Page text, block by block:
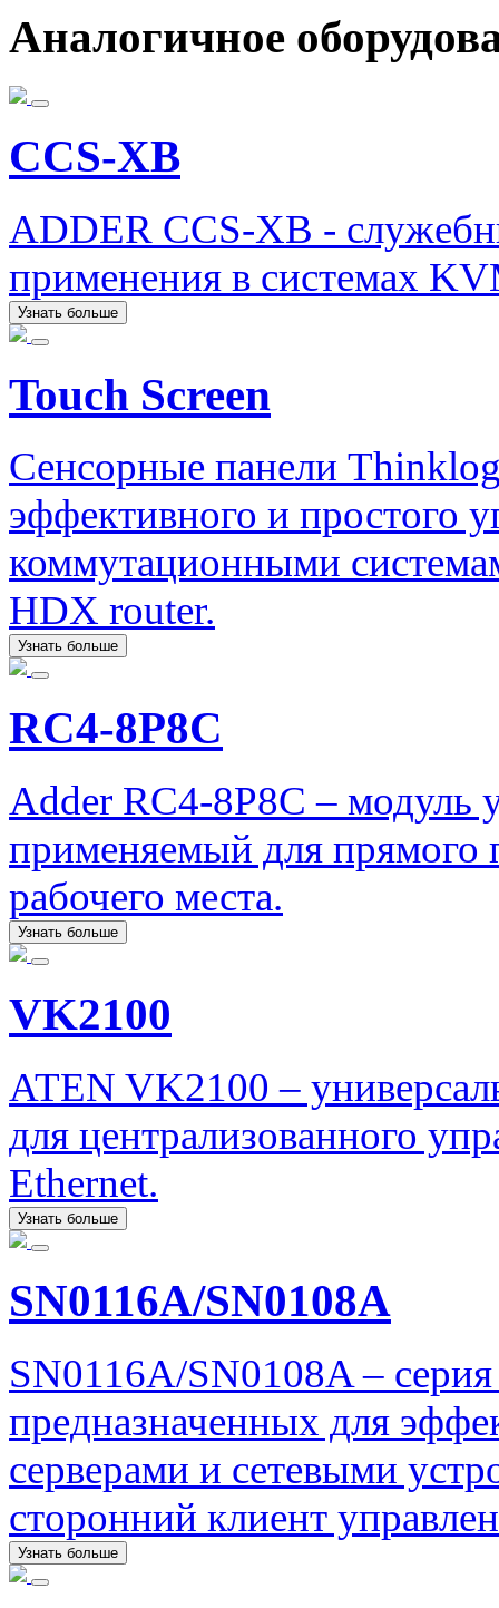
Аналогичное
CCS-XB
ADDER CCS-XB -
применения в системах
Узнать больше
Touch Screen
Сенсорные панели
эффективного и простого
коммутационными
HDX router.
Узнать больше
RC4-8P8C
Adder RC4-8P8C – модуль
применяемый для прямого
рабочего места.
Узнать больше
VK2100
ATEN VK2100 –
для централизованного
Ethernet.
Узнать больше
SN0116A/SN0108A
SN0116A/SN0108A –
предназначенных для
серверами и сетевыми
сторонний клиент
Узнать больше